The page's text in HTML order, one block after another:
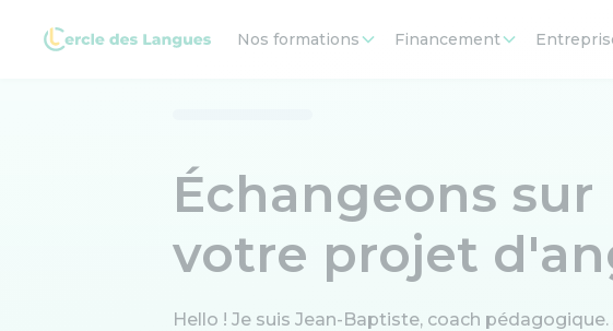
Nos formations Financement
Échangeons sur
votre projet
Hello ! Je suis Jean-Baptiste, coach pédagogique.